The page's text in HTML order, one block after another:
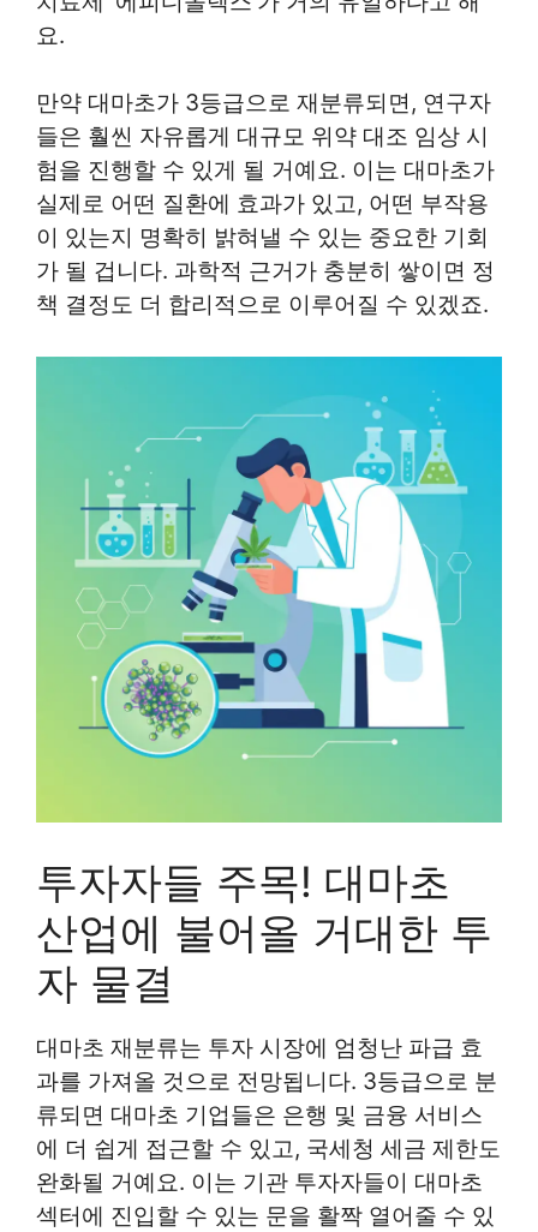
요.
만약 대마초가 3등급으로 재분류되면, 연구자
들은 훨씬 자유롭게 대규모 위약 대조 임상 시
험을 진행할 수 있게 될 거예요. 이는 대마초가
실제로 어떤 질환에 효과가 있고, 어떤 부작용
이 있는지 명확히 밝혀낼 수 있는 중요한 기회
가 될 겁니다. 과학적 근거가 충분히 쌓이면 정
책 결정도 더 합리적으로 이루어질 수 있겠죠.
투자자들 주목! 대마초
산업에 불어올 거대한 투
자 물결
대마초 재분류는 투자 시장에 엄청난 파급 효
과를 가져올 것으로 전망됩니다. 3등급으로 분
류되면 대마초 기업들은 은행 및 금융 서비스
에 더 쉽게 접근할 수 있고, 국세청 세금 제한도
완화될 거예요. 이는 기관 투자자들이 대마초
섹터에 진입할 수 있는 문을 활짝 열어줄 수 있